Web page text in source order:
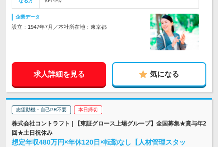
企業データ
設立：1947年7月／本社所在地：東京都
求人詳細を見る 気になる
志望動機・自己PR不要 本日締切
株式会社コントラフト | 【東証グロース上場グループ】全国募集★賞与年2
回★土日祝休み
想定年収480万円×年休120日×転勤なし【人材管理スタッ